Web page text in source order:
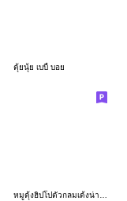
ตุ้ยนุ้ย เบบี้ บอย
หมูดุ้งฮิปโปตัวกลมเด้งน่ารัก